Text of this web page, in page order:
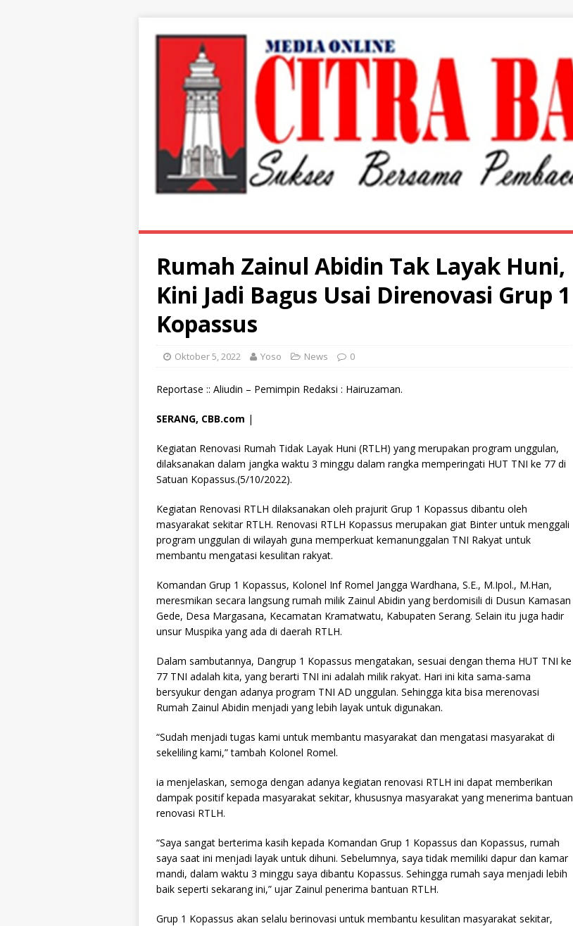
Rumah Zainul Abidin Tak Layak Huni,
Kini Jadi Bagus Usai Direnovasi Grup 1
Kopassus
Oktober 5, 2022 Yoso News 0
Reportase :: Aliudin – Pemimpin Redaksi : Hairuzaman.
SERANG, CBB.com |
Kegiatan Renovasi Rumah Tidak Layak Huni (RTLH) yang merupakan program unggulan,
dilaksanakan dalam jangka waktu 3 minggu dalam rangka memperingati HUT TNI ke 77 di
Satuan Kopassus.(5/10/2022).
Kegiatan Renovasi RTLH dilaksanakan oleh prajurit Grup 1 Kopassus dibantu oleh
masyarakat sekitar RTLH. Renovasi RTLH Kopassus merupakan giat Binter untuk menggali
program unggulan di wilayah guna memperkuat kemanunggalan TNI Rakyat untuk
membantu mengatasi kesulitan rakyat.
Komandan Grup 1 Kopassus, Kolonel Inf Romel Jangga Wardhana, S.E., M.Ipol., M.Han,
meresmikan secara langsung rumah milik Zainul Abidin yang berdomisili di Dusun Kamasan
Gede, Desa Margasana, Kecamatan Kramatwatu, Kabupaten Serang. Selain itu juga hadir
unsur Muspika yang ada di daerah RTLH.
Dalam sambutannya, Dangrup 1 Kopassus mengatakan, sesuai dengan thema HUT TNI ke
77 TNI adalah kita, yang berarti TNI ini adalah milik rakyat. Hari ini kita sama-sama
bersyukur dengan adanya program TNI AD unggulan. Sehingga kita bisa merenovasi
Rumah Zainul Abidin menjadi yang lebih layak untuk digunakan.
“Sudah menjadi tugas kami untuk membantu masyarakat dan mengatasi masyarakat di
sekeliling kami,” tambah Kolonel Romel.
ia menjelaskan, semoga dengan adanya kegiatan renovasi RTLH ini dapat memberikan
dampak positif kepada masyarakat sekitar, khususnya masyarakat yang menerima bantuan
renovasi RTLH.
“Saya sangat berterima kasih kepada Komandan Grup 1 Kopassus dan Kopassus, rumah
saya saat ini menjadi layak untuk dihuni. Sebelumnya, saya tidak memiliki dapur dan kamar
mandi, dalam waktu 3 minggu saya dibantu Kopassus. Sehingga rumah saya menjadi lebih
baik seperti sekarang ini,” ujar Zainul penerima bantuan RTLH.
Grup 1 Kopassus akan selalu berinovasi untuk membantu kesulitan masyarakat sekitar,